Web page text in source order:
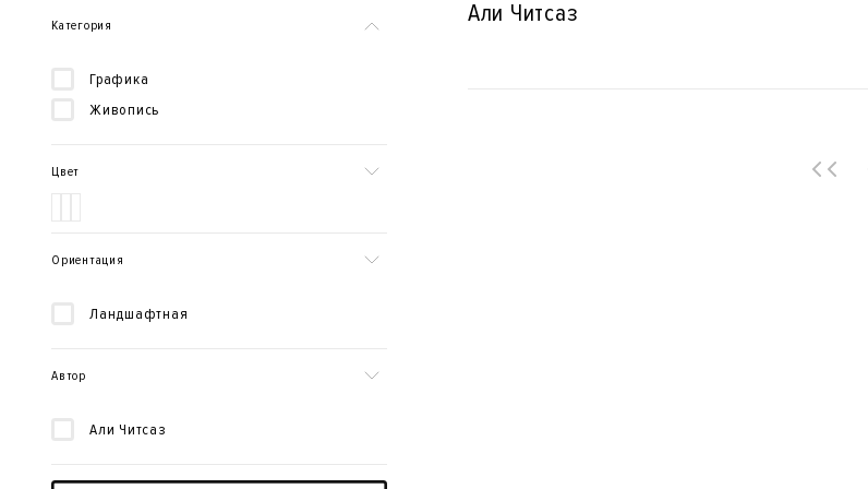
Категория
Графика
Живопись
Цвет
Ориентация
Ландшафтная
Автор
Али Читсаз
Али Читсаз